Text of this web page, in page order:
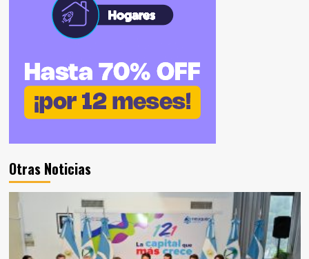
Otras Noticias